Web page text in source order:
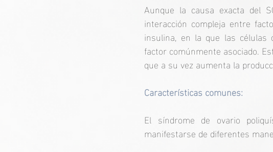
Aunque la causa exacta del
interacción compleja entre
insulina, en la que las células
factor comúnmente asociado.
que a su vez aumenta la
Características comunes:
El síndrome de ovario
manifestarse de diferentes